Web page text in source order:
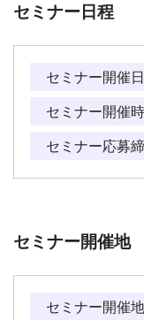
セミナー日程
セミナー開催日
セミナー開催
セミナー応募
セミナー開催地
セミナー開催